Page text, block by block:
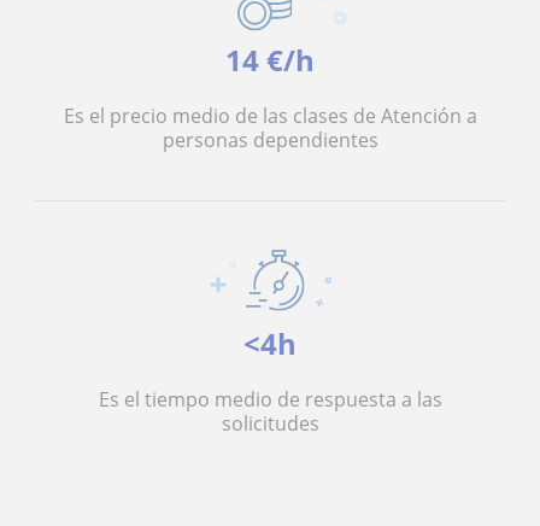
14 €/h
Es el precio medio de las clases de Atención a
personas dependientes
<4h
Es el tiempo medio de respuesta a las
solicitudes